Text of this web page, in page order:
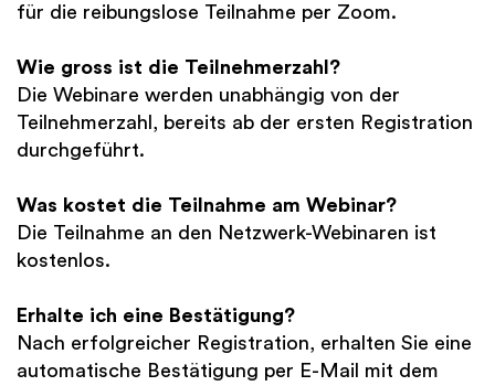
für die reibungslose Teilnahme per Zoom.
Wie gross ist die Teilnehmerzahl?
Die Webinare werden unabhängig von der
Teilnehmerzahl, bereits ab der ersten Registration
durchgeführt.
Was kostet die Teilnahme am Webinar?
Die Teilnahme an den Netzwerk-Webinaren ist
kostenlos.
Erhalte ich eine Bestätigung?
Nach erfolgreicher Registration, erhalten Sie eine
automatische Bestätigung per E-Mail mit dem